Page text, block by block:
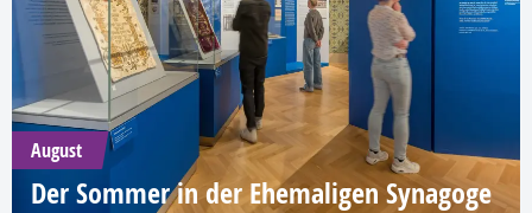
August
Der Sommer in der Ehemaligen Synagoge